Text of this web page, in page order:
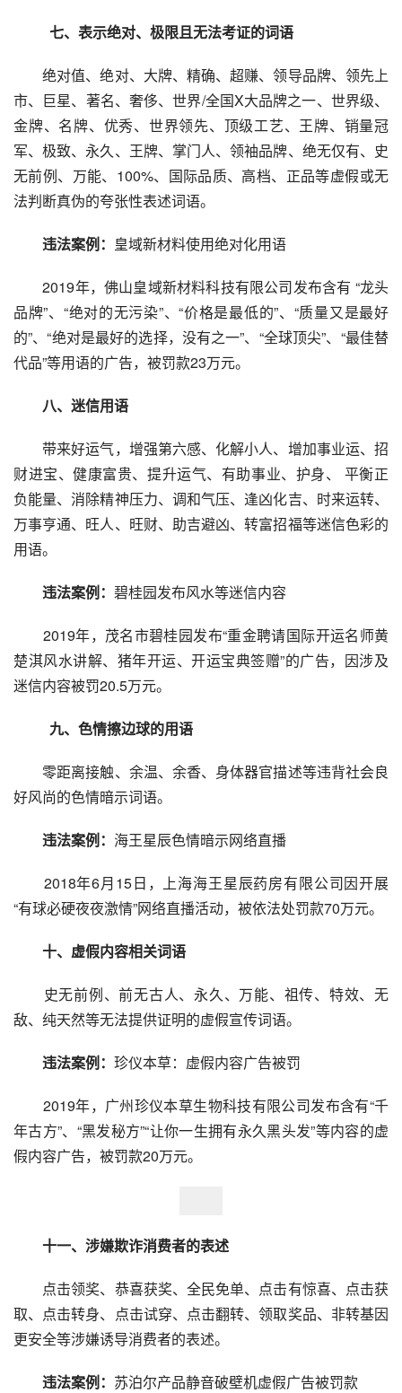
七、表示绝对、极限且无法考证的词语
绝对值、绝对、大牌、精确、超赚、领导品牌、领先上
市、巨星、著名、奢侈、世界/全国X大品牌之一、世界级、
金牌、名牌、优秀、世界领先、顶级工艺、王牌、销量冠
军、极致、永久、王牌、掌门人、领袖品牌、绝无仅有、史
无前例、万能、100%、国际品质、高档、正品等虚假或无
法判断真伪的夸张性表述词语。
违法案例： 皇域新材料使用绝对化用语
2019年，佛山皇域新材料科技有限公司发布含有 “龙头
品牌”、“绝对的无污染”、“价格是最低的”、“质量又是最好
的”、“绝对是最好的选择，没有之一”、“全球顶尖”、“最佳替
代品”等用语的广告，被罚款23万元。
八、迷信用语
带来好运气，增强第六感、化解小人、增加事业运、招
财进宝、健康富贵、提升运气、有助事业、护身、 平衡正
负能量、消除精神压力、调和气压、逢凶化吉、时来运转、
万事亨通、旺人、旺财、助吉避凶、转富招福等迷信色彩的
用语。
违法案例： 碧桂园发布风水等迷信内容
2019年，茂名市碧桂园发布“重金聘请国际开运名师黄
楚淇风水讲解、猪年开运、开运宝典签赠”的广告，因涉及
迷信内容被罚20.5万元。
九、色情擦边球的用语
零距离接触、余温、余香、身体器官描述等违背社会良
好风尚的色情暗示词语。
违法案例： 海王星辰色情暗示网络直播
2018年6月15日，上海海王星辰药房有限公司因开展
“有球必硬夜夜激情”网络直播活动，被依法处罚款70万元。
十、虚假内容相关词语
史无前例、前无古人、永久、万能、祖传、特效、无
敌、纯天然等无法提供证明的虚假宣传词语。
违法案例： 珍仪本草：虚假内容广告被罚
2019年，广州珍仪本草生物科技有限公司发布含有“千
年古方”、“黑发秘方”“让你一生拥有永久黑头发”等内容的虚
假内容广告，被罚款20万元。
十一、涉嫌欺诈消费者的表述
点击领奖、恭喜获奖、全民免单、点击有惊喜、点击获
取、点击转身、点击试穿、点击翻转、领取奖品、非转基因
更安全等涉嫌诱导消费者的表述。
违法案例： 苏泊尔产品静音破壁机虚假广告被罚款